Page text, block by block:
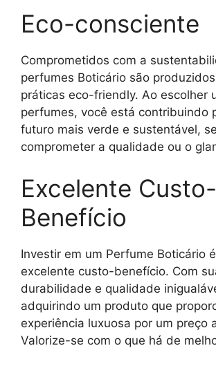
Eco-consciente
Comprometidos com a
perfumes Boticário são
práticas eco-friendly. Ao escolher
perfumes, você está contribuindo
futuro mais verde e sustentável,
comprometer a qualidade ou o
Excelente Custo-
Benefício
Investir em um Perfume Boticário
excelente custo-benefício. Com
durabilidade e qualidade
adquirindo um produto que
experiência luxuosa por um preço
Valorize-se com o que há de